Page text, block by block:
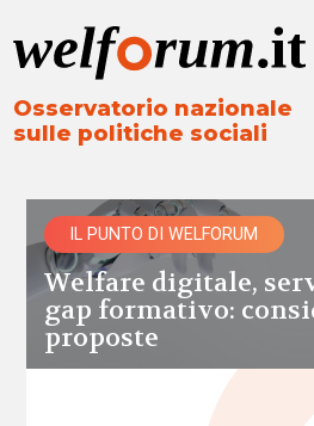
Osservatorio nazionale
sulle politiche sociali
IL PUNTO DI WELFORUM
Welfare digitale,
gap formativo:
proposte